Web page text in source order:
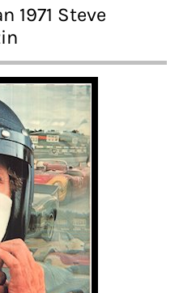
1971 Steve